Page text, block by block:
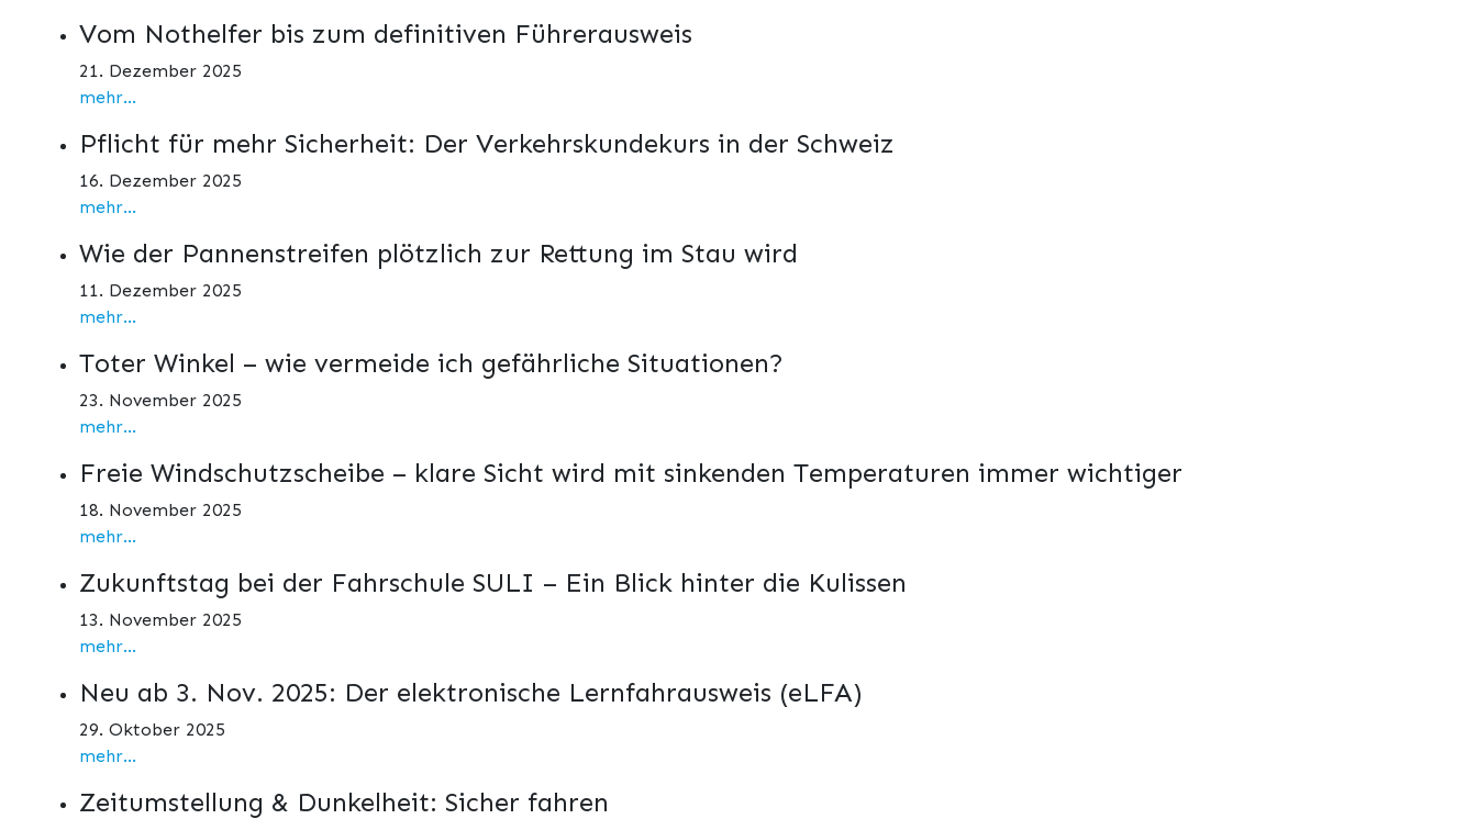
Vom Nothelfer bis zum definitiven Führerausweis
21. Dezember 2025
mehr...
Pflicht für mehr Sicherheit: Der Verkehrskundekurs in der Schweiz
16. Dezember 2025
mehr...
Wie der Pannenstreifen plötzlich zur Rettung im Stau wird
11. Dezember 2025
mehr...
Toter Winkel – wie vermeide ich gefährliche Situationen?
23. November 2025
mehr...
Freie Windschutzscheibe – klare Sicht wird mit sinkenden Temperaturen immer wichtiger
18. November 2025
mehr...
Zukunftstag bei der Fahrschule SULI – Ein Blick hinter die Kulissen
13. November 2025
mehr...
Neu ab 3. Nov. 2025: Der elektronische Lernfahrausweis (eLFA)
29. Oktober 2025
mehr...
Zeitumstellung & Dunkelheit: Sicher fahren